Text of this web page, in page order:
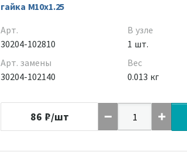
гайка M10x1.25
Арт.
30204-102810
Арт. замены
30204-102140
В узле
1 шт.
Вес
0.013 кг
86 ₽/шт